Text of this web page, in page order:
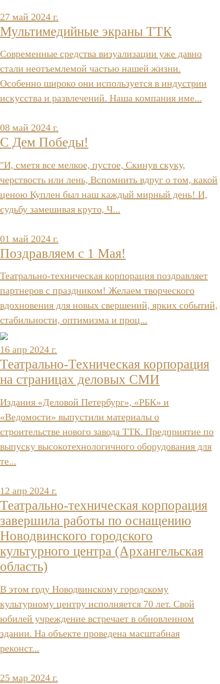
27 май 2024 г.
Мультимедийные экраны ТТК
Современные средства визуализации уже давно
стали неотъемлемой частью нашей жизни.
Особенно широко они используется в индустрии
искусства и развлечений. Наша компания име...
08 май 2024 г.
C Дем Победы!
"И, сметя все мелкое, пустое, Скинув скуку,
черствость или лень, Вспомнить вдруг о том, какой
ценою Куплен был наш каждый мирный день! И,
судьбу замешивая круто, Ч...
01 май 2024 г.
Поздравляем с 1 Мая!
Театрально-техническая корпорация поздравляет
партнеров с праздником! Желаем творческого
вдохновения для новых свершений, ярких событий,
стабильности, оптимизма и проц...
16 апр 2024 г.
Театрально-Техническая корпорация
на страницах деловых СМИ
Издания «Деловой Петербург», «РБК» и
«Ведомости» выпустили материалы о
строительстве нового завода ТТК. Предприятие по
выпуску высокотехнологичного оборудования для
те...
12 апр 2024 г.
Театрально-техническая корпорация
завершила работы по оснащению
Новодвинского городского
культурного центра (Архангельская
область)
В этом году Новодвинскому городскому
культурному центру исполняется 70 лет. Свой
юбилей учреждение встречает в обновленном
здании. На объекте проведена масштабная
реконст...
25 мар 2024 г.